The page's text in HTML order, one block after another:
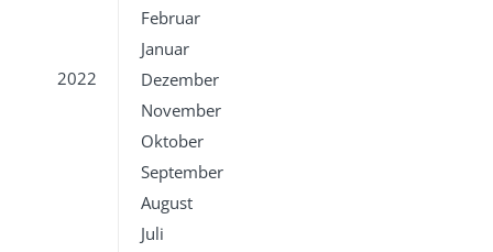
Februar
Januar
2022
Dezember
November
Oktober
September
August
Juli